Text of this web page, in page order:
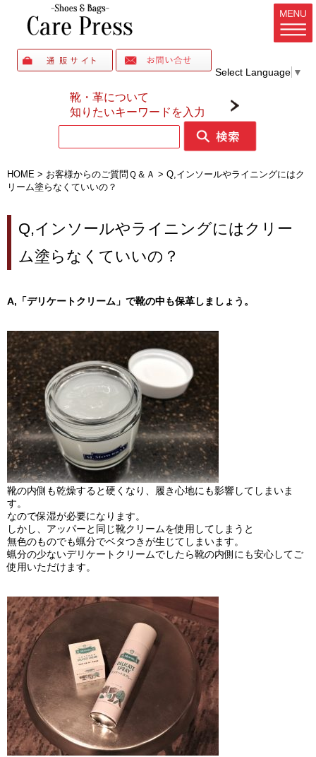
Select Language ▼
靴・革について
知りたいキーワードを入力
HOME > お客様からのご質問Ｑ＆Ａ > Q,インソールやライニングにはク
リーム塗らなくていいの？
Q,インソールやライニングにはクリー
ム塗らなくていいの？
A,「デリケートクリーム」で靴の中も保革しましょう。
靴の内側も乾燥すると硬くなり、履き心地にも影響してしまいま
す。
なので保湿が必要になります。
しかし、アッパーと同じ靴クリームを使用してしまうと
無色のものでも蝋分でベタつきが生じてしまいます。
蝋分の少ないデリケートクリームでしたら靴の内側にも安心してご
使用いただけます。